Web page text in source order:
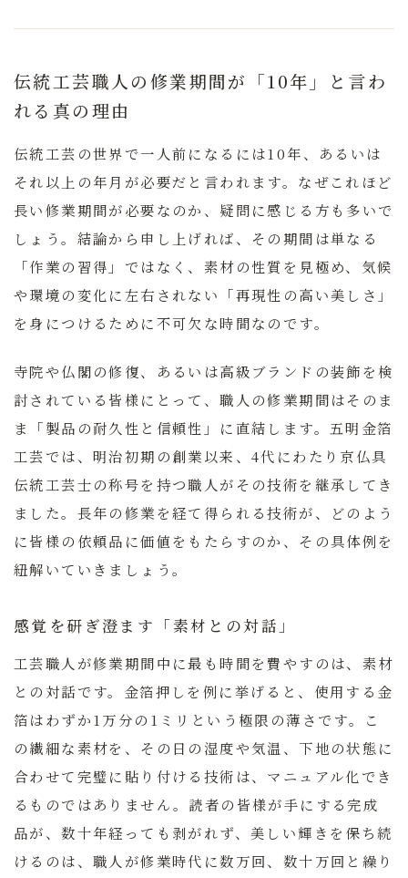
伝統工芸職人の修業期間が「10年」と言わ
れる真の理由
伝統工芸の世界で一人前になるには10年、あるいは
それ以上の年月が必要だと言われます。 なぜこれほど
長い修業期間が必要なのか、疑問に感じる方も多いで
しょう。結論から申し上げれば、その期間は単なる
「作業の習得」ではなく、素材の性質を見極め、気候
や環境の変化に左右されない「再現性の高い美しさ」
を身につけるために不可欠な時間なのです。
寺院や仏閣の修復、あるいは高級ブランドの装飾を検
討されている皆様にとって、職人の修業期間はそのま
ま「製品の耐久性と信頼性」に直結します。五明金箔
工芸では、明治初期の創業以来、4代にわたり京仏具
伝統工芸士の称号を持つ職人がその技術を継承してき
ました。長年の修業を経て得られる技術が、どのよう
に皆様の依頼品に価値をもたらすのか、その具体例を
紐解いていきましょう。
感覚を研ぎ澄ます「素材との対話」
工芸職人が修業期間中に最も時間を費やすのは、素材
との対話です。金箔押しを例に挙げると、使用する金
箔はわずか1万分の1ミリという極限の薄さです。こ
の繊細な素材を、その日の湿度や気温、下地の状態に
合わせて完璧に貼り付ける技術は、マニュアル化でき
るものではありません。読者の皆様が手にする完成
品が、数十年経っても剥がれず、美しい輝きを保ち続
けるのは、職人が修業時代に数万回、数十万回と繰り